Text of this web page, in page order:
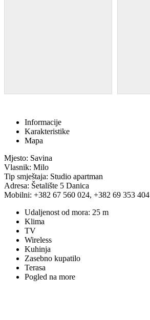
Informacije
Karakteristike
Mapa
Mjesto: Savina
Vlasnik: Milo
Tip smještaja: Studio apartman
Adresa: Šetalište 5 Danica
Mobilni: +382 67 560 024, +382 69 353 404
Udaljenost od mora: 25 m
Klima
TV
Wireless
Kuhinja
Zasebno kupatilo
Terasa
Pogled na more